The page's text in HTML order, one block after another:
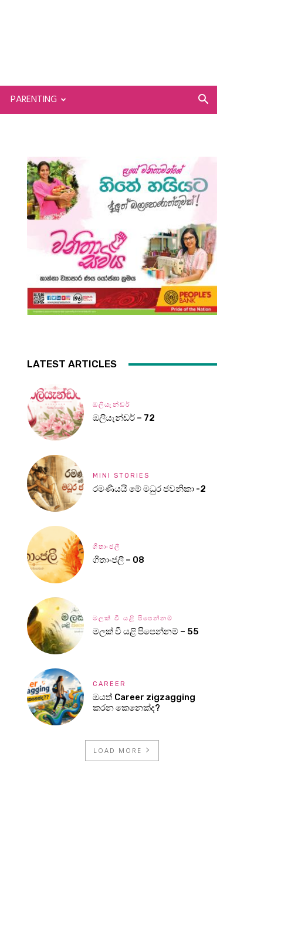
PARENTING
LATEST ARTICLES
ඔලියැන්ඩර්
ඔලියැන්ඩර් – 72
MINI STORIES
රමණීයයි මේ මධුර ජවනිකා -2
ගීතාංජලී
ගීතාංජලී – 08
මලක් වී යළි පිපෙන්නම්
මලක් වී යළි පිපෙන්නම් – 55
CAREER
ඔයත් Career zigzagging
කරන කෙනෙක්ද?
LOAD MORE